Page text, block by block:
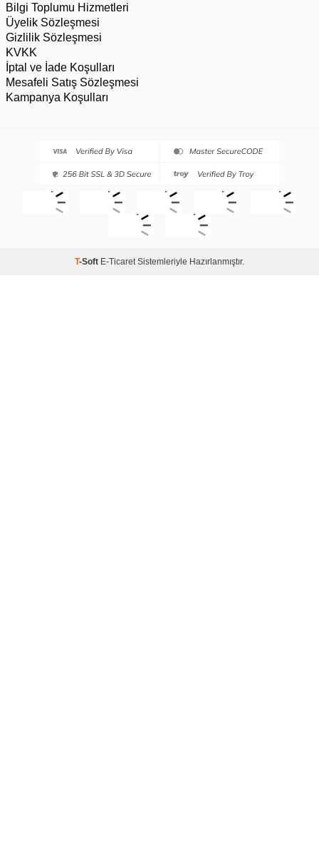
Bilgi Toplumu Hizmetleri
Üyelik Sözleşmesi
Gizlilik Sözleşmesi
KVKK
İptal ve İade Koşulları
Mesafeli Satış Sözleşmesi
Kampanya Koşulları
T-Soft E-Ticaret Sistemleriyle Hazırlanmıştır.